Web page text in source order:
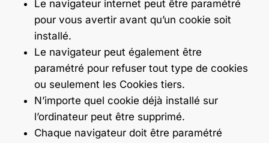
Le navigateur internet peut être paramétré
pour vous avertir avant qu’un cookie soit
installé.
Le navigateur peut également être
paramétré pour refuser tout type de cookies
ou seulement les Cookies tiers.
N’importe quel cookie déjà installé sur
l’ordinateur peut être supprimé.
Chaque navigateur doit être paramétré